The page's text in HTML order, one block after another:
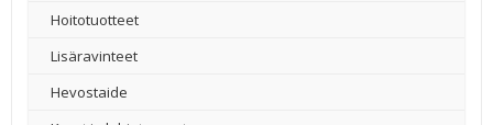
Hoitotuotteet
Lisäravinteet
Hevostaide